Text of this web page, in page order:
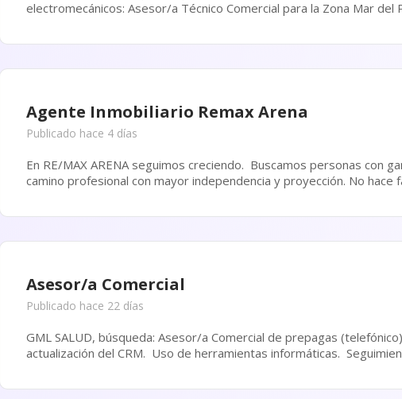
electromecánicos: Asesor/a Técnico Comercial para la Zona Mar del Plata. La búsqueda se orienta a
Agente Inmobiliario Remax Arena
Publicado hace 4 días
En RE/MAX ARENA seguimos creciendo. Buscamos personas con ganas de superarse, aprender y construir un
camino profesional con mayor independencia y proyección. No hace falta experiencia en el rubro inmobiliario. Lo más
Asesor/a Comercial
Publicado hace 22 días
GML SALUD, búsqueda: Asesor/a Comercial de prepagas (telefónico) Part-Time.
actualización del